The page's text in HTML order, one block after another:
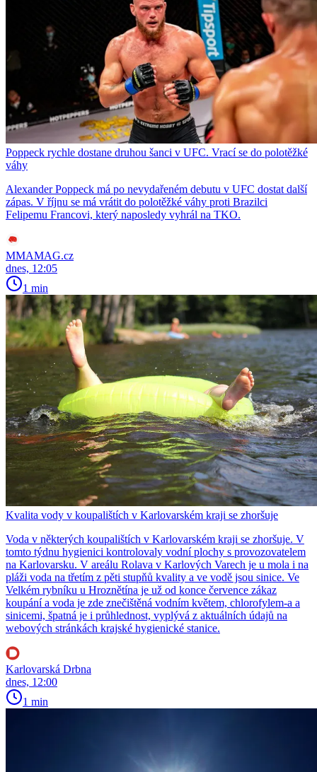
Poppeck rychle dostane druhou šanci v UFC. Vrací se do polotěžké
váhy
Alexander Poppeck má po nevydařeném debutu v UFC dostat další
zápas. V říjnu se má vrátit do polotěžké váhy proti Brazilci
Felipemu Francovi, který naposledy vyhrál na TKO.
MMAMAG.cz
dnes, 12:05
1 min
Kvalita vody v koupalištích v Karlovarském kraji se zhoršuje
Voda v některých koupalištích v Karlovarském kraji se zhoršuje. V
tomto týdnu hygienici kontrolovaly vodní plochy s provozovatelem
na Karlovarsku. V areálu Rolava v Karlových Varech je u mola i na
pláži voda na třetím z pěti stupňů kvality a ve vodě jsou sinice. Ve
Velkém rybníku u Hroznětína je už od konce července zákaz
koupání a voda je zde znečištěná vodním květem, chlorofylem-a a
sinicemi, špatná je i průhlednost, vyplývá z aktuálních údajů na
webových stránkách krajské hygienické stanice.
Karlovarská Drbna
dnes, 12:00
1 min